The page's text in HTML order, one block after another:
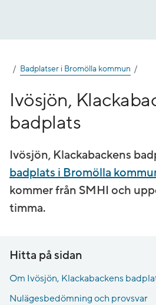
Badplatser i Bromölla kommun
Ivösjön,
badplats
Ivösjön, Klackabackens
badplats i Bromölla
kommer från SMHI och
timma.
Hitta på sidan
Om Ivösjön, Klackabackens
Nulägesbedömning och provsvar